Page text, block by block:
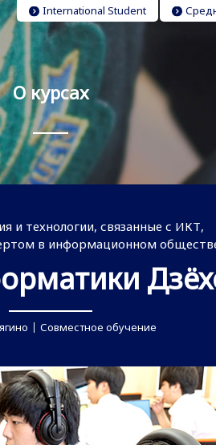
International Student
О курсах
и технологии, связанные с ИКТ,
в информационном
Совместное обучение